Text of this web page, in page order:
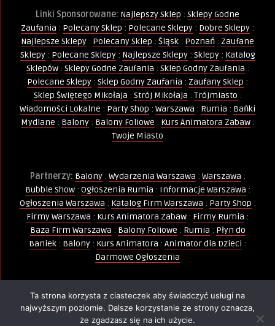
Linki Sponsorowane: Najlepszy Sklep : Sklepy Godne
Zaufania : Polecany Sklep : Polecane Sklepy : Dobre Sklepy :
Najlepsze Sklepy : Polecany Sklep : Śląsk : Poznań : Zaufane
Sklepy: Polecane Sklepy: Najlepsze Sklepy: Sklepy: Katalog
Sklepów: Sklepy Godne Zaufania : Sklep Godny Zaufania :
Polecane Sklepy : Sklep Godny Zaufania : Zaufany Sklep :
Sklep Świętego Mikołaja : Strój Mikołaja : Trójmiasto :
Wiadomości Lokalne : Party Shop : Warszawa : Rumia : Bańki
Mydlane : Balony: Balony Foliowe : Kurs Animatora Zabaw:
Twoje Miasto
Partnerzy: Balony: Wydarzenia Warszawa : Warszawa :
Bubble Show: Ogłoszenia Rumia : Informacje Warszawa :
Ogłoszenia Warszawa : Katalog Firm Warszawa : Party Shop :
Firmy Warszawa : Kurs Animatora Zabaw : Firmy Rumia :
Baza Firm Warszawa : Balony Foliowe : Rumia : Płyn do
Baniek : Balony : Kurs Animatora : Animator dla Dzieci :
Darmowe Ogłoszenia
Wszelkie Prawa Zastrzeżone - Kopiowanie, powielanie i
wykorzystywanie treści, zdjęć, grafik jest zabronione -
Ta strona korzysta z ciasteczek aby świadczyć usługi na
najwyższym poziomie. Dalsze korzystanie ze strony oznacza,
że zgadzasz się na ich użycie.